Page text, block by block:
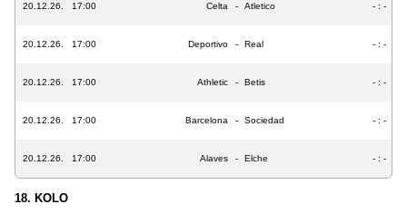
20.12.26. 17:00 Celta - Atletico - : -
20.12.26. 17:00 Deportivo - Real - : -
20.12.26. 17:00 Athletic - Betis - : -
20.12.26. 17:00 Barcelona - Sociedad - : -
20.12.26. 17:00 Alaves - Elche - : -
18. KOLO